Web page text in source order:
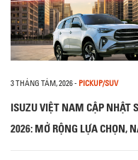
3 THÁNG TÁM, 2026- PICKUP/SUV
ISUZU VIỆT NAM CẬP NHẬT
2026: MỞ RỘNG LỰA CHỌN,